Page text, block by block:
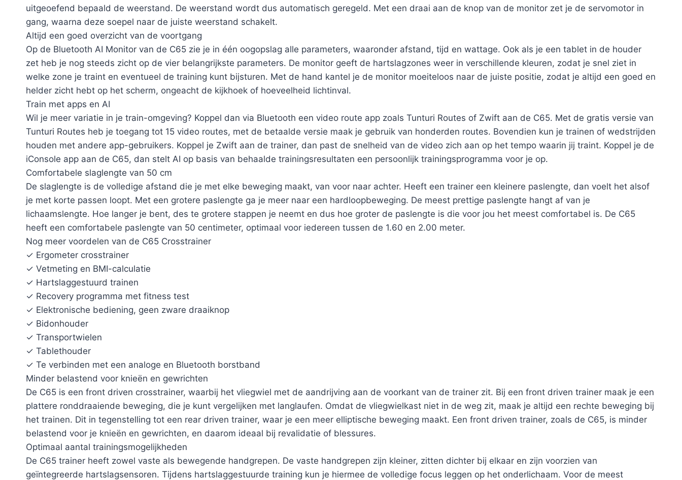
uitgeoefend bepaald de weerstand. De weerstand wordt dus automatisch geregeld. Met een draai aan de knop van de monitor zet je de servomotor in
gang, waarna deze soepel naar de juiste weerstand schakelt.
Altijd een goed overzicht van de voortgang
Op de Bluetooth AI Monitor van de C65 zie je in één oogopslag alle parameters, waaronder afstand, tijd en wattage. Ook als je een tablet in de houder
zet heb je nog steeds zicht op de vier belangrijkste parameters. De monitor geeft de hartslagzones weer in verschillende kleuren, zodat je snel ziet in
welke zone je traint en eventueel de training kunt bijsturen. Met de hand kantel je de monitor moeiteloos naar de juiste positie, zodat je altijd een goed en
helder zicht hebt op het scherm, ongeacht de kijkhoek of hoeveelheid lichtinval.
Train met apps en AI
Wil je meer variatie in je train-omgeving? Koppel dan via Bluetooth een video route app zoals Tunturi Routes of Zwift aan de C65. Met de gratis versie van
Tunturi Routes heb je toegang tot 15 video routes, met de betaalde versie maak je gebruik van honderden routes. Bovendien kun je trainen of wedstrijden
houden met andere app-gebruikers. Koppel je Zwift aan de trainer, dan past de snelheid van de video zich aan op het tempo waarin jij traint. Koppel je de
iConsole app aan de C65, dan stelt AI op basis van behaalde trainingsresultaten een persoonlijk trainingsprogramma voor je op.
Comfortabele slaglengte van 50 cm
De slaglengte is de volledige afstand die je met elke beweging maakt, van voor naar achter. Heeft een trainer een kleinere paslengte, dan voelt het alsof
je met korte passen loopt. Met een grotere paslengte ga je meer naar een hardloopbeweging. De meest prettige paslengte hangt af van je
lichaamslengte. Hoe langer je bent, des te grotere stappen je neemt en dus hoe groter de paslengte is die voor jou het meest comfortabel is. De C65
heeft een comfortabele paslengte van 50 centimeter, optimaal voor iedereen tussen de 1.60 en 2.00 meter.
Nog meer voordelen van de C65 Crosstrainer
✓ Ergometer crosstrainer
✓ Vetmeting en BMI-calculatie
✓ Hartslaggestuurd trainen
✓ Recovery programma met fitness test
✓ Elektronische bediening, geen zware draaiknop
✓ Bidonhouder
✓ Transportwielen
✓ Tablethouder
✓ Te verbinden met een analoge en Bluetooth borstband
Minder belastend voor knieën en gewrichten
De C65 is een front driven crosstrainer, waarbij het vliegwiel met de aandrijving aan de voorkant van de trainer zit. Bij een front driven trainer maak je een
plattere ronddraaiende beweging, die je kunt vergelijken met langlaufen. Omdat de vliegwielkast niet in de weg zit, maak je altijd een rechte beweging bij
het trainen. Dit in tegenstelling tot een rear driven trainer, waar je een meer elliptische beweging maakt. Een front driven trainer, zoals de C65, is minder
belastend voor je knieën en gewrichten, en daarom ideaal bij revalidatie of blessures.
Optimaal aantal trainingsmogelijkheden
De C65 trainer heeft zowel vaste als bewegende handgrepen. De vaste handgrepen zijn kleiner, zitten dichter bij elkaar en zijn voorzien van
geïntegreerde hartslagsensoren. Tijdens hartslaggestuurde training kun je hiermee de volledige focus leggen op het onderlichaam. Voor de meest